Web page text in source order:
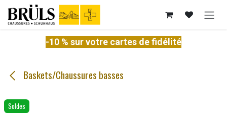
Se rendre au contenu
-10 % sur votre cartes de fidélité
Baskets/Chaussures basses
Soldes